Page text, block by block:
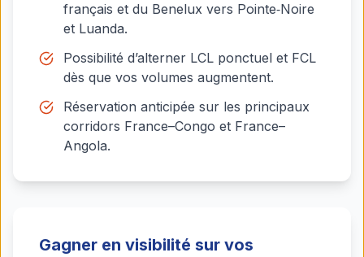
français et du Benelux vers Pointe‑Noire
et Luanda.
Possibilité d’alterner LCL ponctuel et FCL
dès que vos volumes augmentent.
Réservation anticipée sur les principaux
corridors France–Congo et France–
Angola.
Gagner en visibilité sur vos